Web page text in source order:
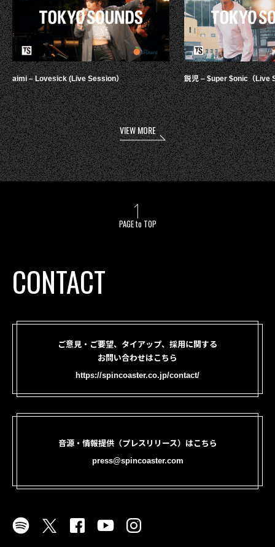
aimi – Lovesick (Live Session） 鋭児 – $uper $onic（Live
VIEW MORE
PAGE to TOP
CONTACT
ご意見・ご要望、タイアップ、採用に関する
お問い合わせはこちら
https://spincoaster.co.jp/contact/
音源・情報提供（プレスリリース）はこちら
press@spincoaster.com